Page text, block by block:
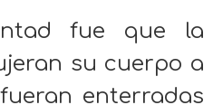
fue que la
su cuerpo a
enterradas